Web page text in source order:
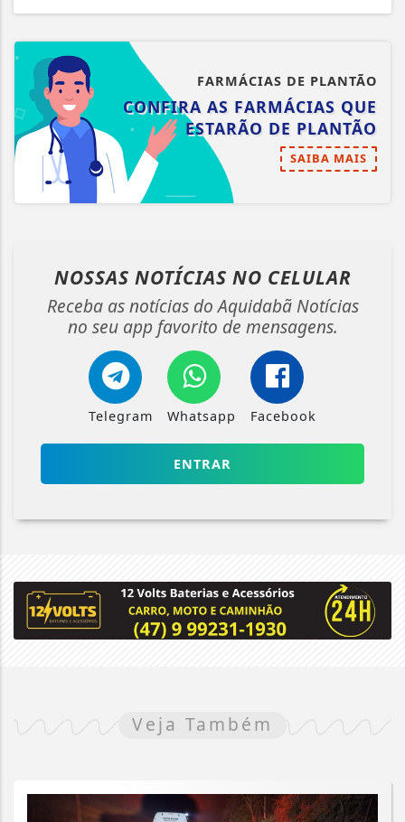
FARMÁCIAS DE PLANTÃO
CONFIRA AS FARMÁCIAS QUE
ESTARÃO DE PLANTÃO
SAIBA MAIS
NOSSAS NOTÍCIAS NO CELULAR
Receba as notícias do Aquidabã Notícias
no seu app favorito de mensagens.
Telegram Whatsapp Facebook
ENTRAR
Veja Também